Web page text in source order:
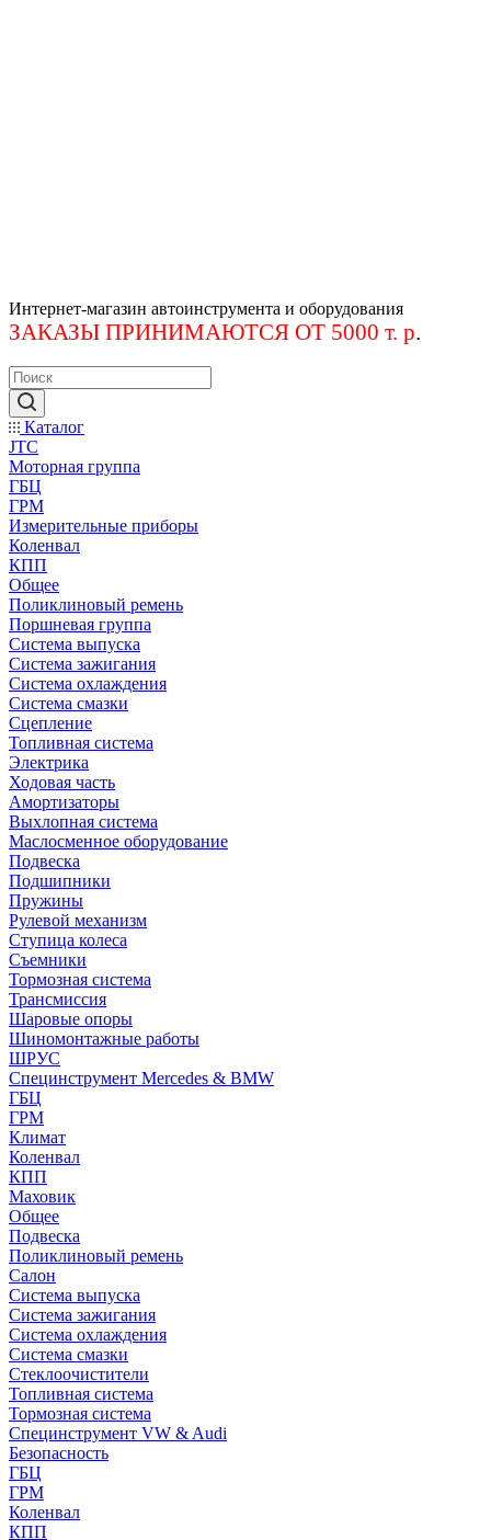
Интернет-магазин автоинструмента и оборудования
ЗАКАЗЫ ПРИНИМАЮТСЯ ОТ 5000 т. р.
Каталог
JTC
Моторная группа
ГБЦ
ГРМ
Измерительные приборы
Коленвал
КПП
Общее
Поликлиновый ремень
Поршневая группа
Система выпуска
Система зажигания
Система охлаждения
Система смазки
Сцепление
Топливная система
Электрика
Ходовая часть
Амортизаторы
Выхлопная система
Маслосменное оборудование
Подвеска
Подшипники
Пружины
Рулевой механизм
Ступица колеса
Съемники
Тормозная система
Трансмиссия
Шаровые опоры
Шиномонтажные работы
ШРУС
Специнструмент Mercedes & BMW
ГБЦ
ГРМ
Климат
Коленвал
КПП
Маховик
Общее
Подвеска
Поликлиновый ремень
Салон
Система выпуска
Система зажигания
Система охлаждения
Система смазки
Стеклоочистители
Топливная система
Тормозная система
Специнструмент VW & Audi
Безопасность
ГБЦ
ГРМ
Коленвал
КПП